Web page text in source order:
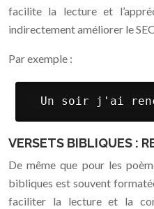
facilite la lecture et
indirectement améliorer le
Par exemple :
Un soir j'ai
VERSETS BIBLIQUES :
De même que pour les
bibliques est souvent
faciliter la lecture et la